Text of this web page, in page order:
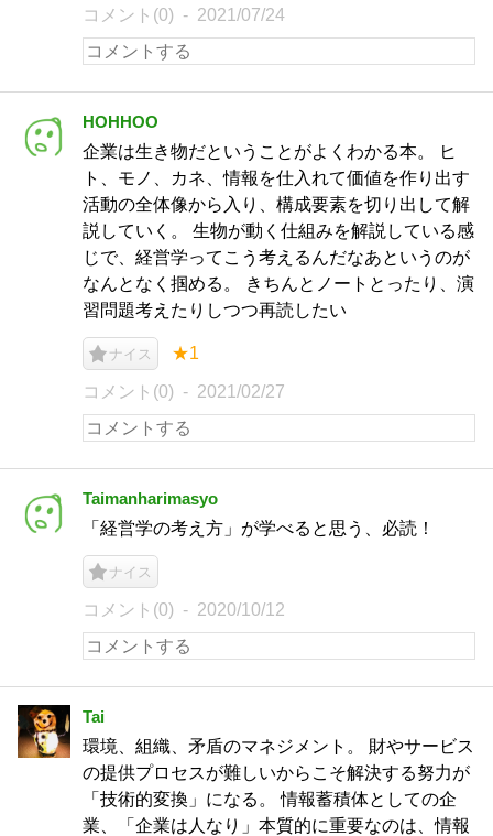
コメント(0) 2021/07/24
HOHHOO
企業は生き物だということがよくわかる本。 ヒ
ト、モノ、カネ、情報を仕入れて価値を作り出す
活動の全体像から入り、構成要素を切り出して解
説していく。 生物が動く仕組みを解説している感
じで、経営学ってこう考えるんだなあというのが
なんとなく掴める。 きちんとノートとったり、演
習問題考えたりしつつ再読したい
ナイス ★1
コメント(0) 2021/02/27
Taimanharimasyo
「経営学の考え方」が学べると思う、必読！
ナイス
コメント(0) 2020/10/12
Tai
環境、組織、矛盾のマネジメント。 財やサービス
の提供プロセスが難しいからこそ解決する努力が
「技術的変換」になる。 情報蓄積体としての企
業、「企業は人なり」本質的に重要なのは、情報